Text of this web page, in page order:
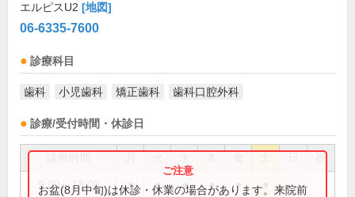
エルピスU2 [地図]
06-6335-7600
診療科目
歯科 小児歯科 矯正歯科 歯科口腔外科
診療/受付時間・休診日
祝
9:00～13:00 ● ● ● ● ●
お盆(8月中旬)は休診・休業の場合があります。来院前